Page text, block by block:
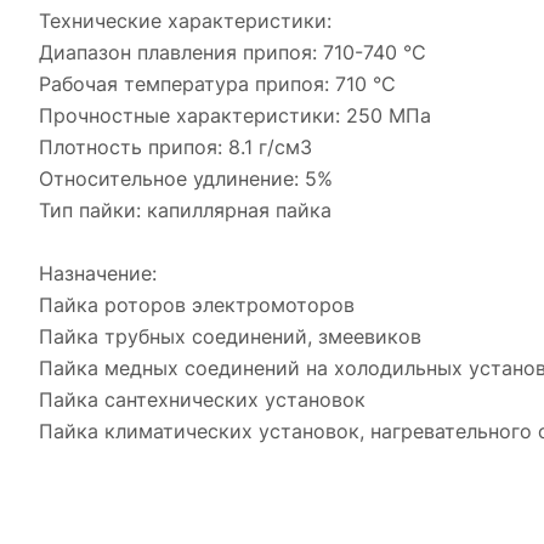
Технические характеристики:
Диапазон плавления припоя: 710-740 °С
Рабочая температура припоя: 710 °С
Прочностные характеристики: 250 МПа
Плотность припоя: 8.1 г/см3
Относительное удлинение: 5%
Тип пайки: капиллярная пайка
Назначение:
Пайка роторов электромоторов
Пайка трубных соединений, змеевиков
Пайка медных соединений на холодильных
Пайка сантехнических установок
Пайка климатических установок, нагревательного